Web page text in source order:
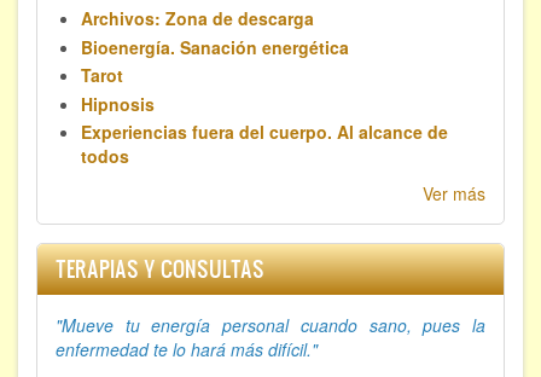
Archivos: Zona de descarga
Bioenergía. Sanación energética
Tarot
Hipnosis
Experiencias fuera del cuerpo. Al alcance de
todos
Ver más
TERAPIAS Y CONSULTAS
"Mueve tu energía personal cuando sano, pues la
enfermedad te lo hará más difícil."